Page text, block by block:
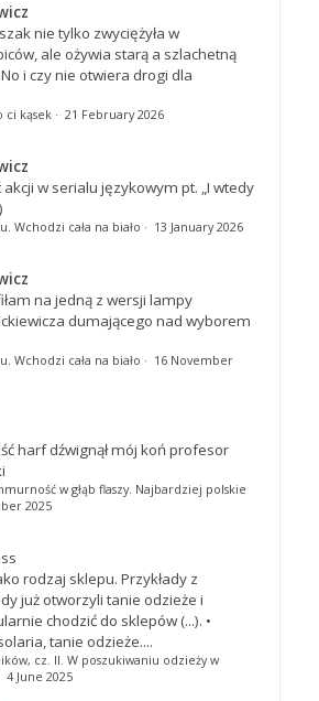
nie tylko zwyciężyła w
ale ożywia starą a szlachetną
i czy nie otwiera drogi dla
ci kąsek· 21 February 2026
w serialu językowym pt. „I wtedy
Wchodzi cała na biało · 13 January 2026
na jedną z wersji lampy
dumającego nad wyborem
Wchodzi cała na biało · 16 November
harf dźwignął mój koń profesor
w głąb flaszy. Najbardziej polskie
2025
rodzaj sklepu. Przykłady z
już otworzyli tanie odzieże i
chodzić do sklepów (...). •
tanie odzieże....
cz. II. W poszukiwaniu odzieży w
4 June 2025